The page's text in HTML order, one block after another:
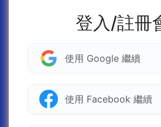
登入/註冊
使用 Google 繼續
使用 Facebook 繼續